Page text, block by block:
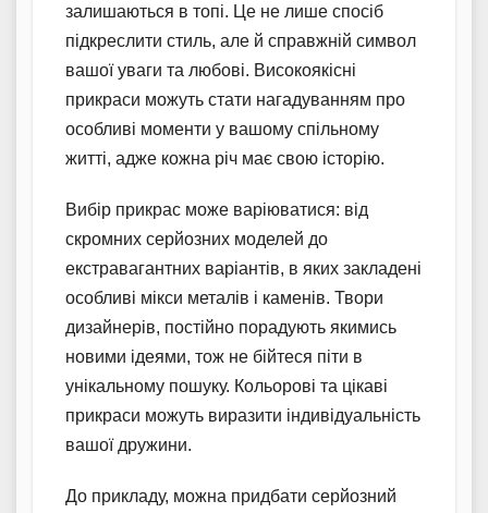
залишаються в топі. Це не лише спосіб
підкреслити стиль, але й справжній символ
вашої уваги та любові. Високоякісні
прикраси можуть стати нагадуванням про
особливі моменти у вашому спільному
житті, адже кожна річ має свою історію.
Вибір прикрас може варіюватися: від
скромних серйозних моделей до
екстравагантних варіантів, в яких закладені
особливі мікси металів і каменів. Твори
дизайнерів, постійно порадують якимись
новими ідеями, тож не бійтеся піти в
унікальному пошуку. Кольорові та цікаві
прикраси можуть виразити індивідуальність
вашої дружини.
До прикладу, можна придбати серйозний